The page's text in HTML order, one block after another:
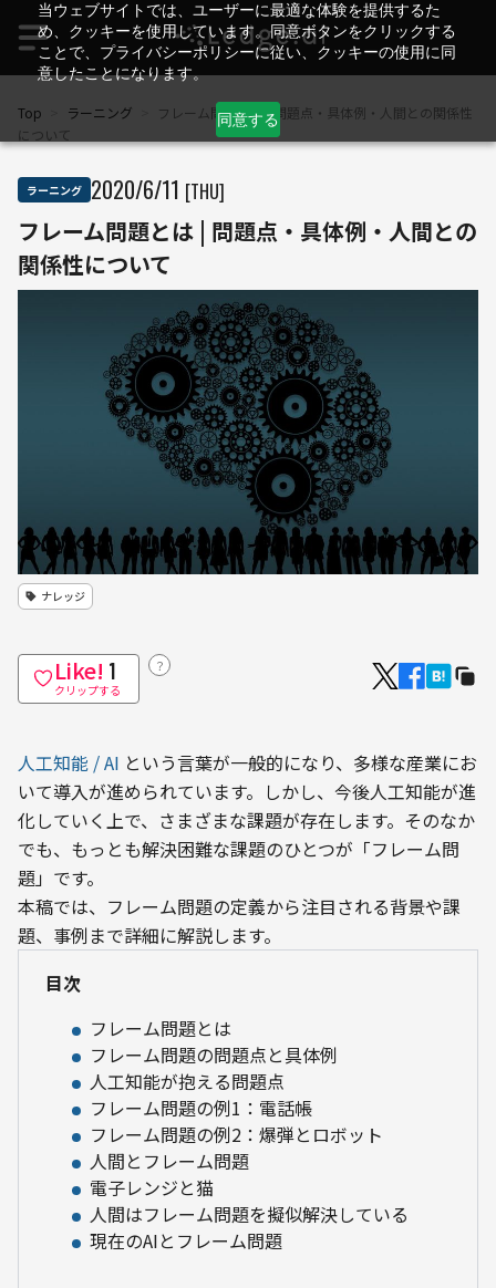
当ウェブサイトでは、ユーザーに最適な体験を提供するた
め、クッキーを使用しています。同意ボタンをクリックする
ことで、プライバシーポリシーに従い、クッキーの使用に同
意したことになります。
同意する
Top ラーニング
フレーム問題とは | 問題点・具体例・人間との関係性
について
ラーニング 2020/6/11 [THU]
フレーム問題とは | 問題点・具体例・人間との
関係性について
ナレッジ
Like! 1
クリップする
？
人工知能 / AI という言葉が一般的になり、多様な産業にお
いて導入が進められています。しかし、今後人工知能が進
化していく上で、さまざまな課題が存在します。そのなか
でも、もっとも解決困難な課題のひとつが「フレーム問
題」です。
本稿では、フレーム問題の定義から注目される背景や課
題、事例まで詳細に解説します。
目次
フレーム問題とは
フレーム問題の問題点と具体例
人工知能が抱える問題点
フレーム問題の例1：電話帳
フレーム問題の例2：爆弾とロボット
人間とフレーム問題
電子レンジと猫
人間はフレーム問題を擬似解決している
現在のAIとフレーム問題